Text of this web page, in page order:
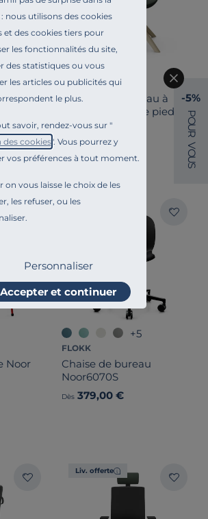
nous utilisons des cookies
et des cookies tiers pour
les fonctionnalités du site,
des statistiques ou vous
les articles ou publicités qui
le plus.
savoir, rendez-vous sur "
des cookies". Vous pourrez y
vos préférences à tout moment.
on vous laisse le choix de les
les refuser, ou les
Personnaliser
Accepter et continuer
avec
FLOKK
Fauteuil de bureau à
dossier inclinable pieds
bois Ellie Pro 20HW
Dès 999,00 €
Noor
Liv. offerte
+5
FLOKK
Chaise de bureau
Noor6070S
Dès 379,00 €
Liv. offerte
-5%
P
O
U
R
V
O
U
S